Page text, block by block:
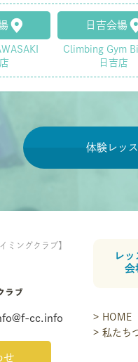
日吉会場
Climbing Gym
日吉店
体験レッ
ミングクラブ】
cc.info
せ
レッ
会
HOME
私たち